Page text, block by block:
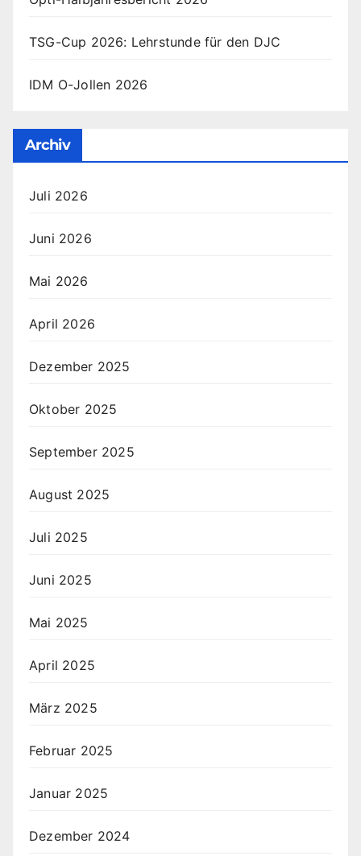
TSG-Cup 2026: Lehrstunde für den DJC
IDM O-Jollen 2026
Archiv
Juli 2026
Juni 2026
Mai 2026
April 2026
Dezember 2025
Oktober 2025
September 2025
August 2025
Juli 2025
Juni 2025
Mai 2025
April 2025
März 2025
Februar 2025
Januar 2025
Dezember 2024